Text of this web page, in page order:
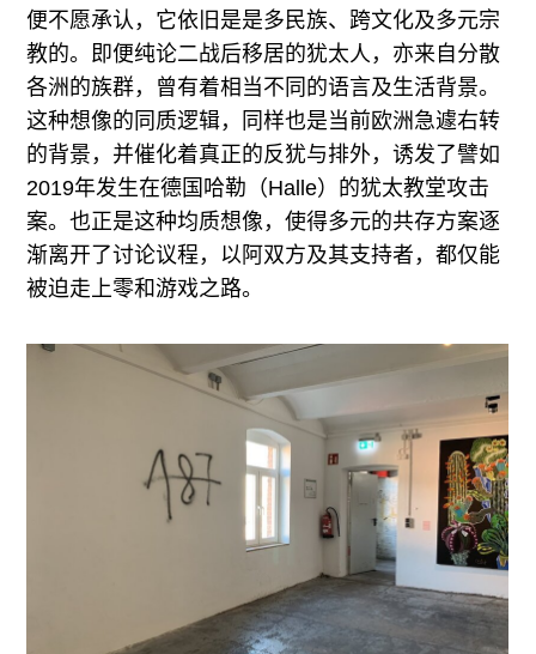
便不愿承认，它依旧是是多民族、跨文化及多元宗
教的。即便纯论二战后移居的犹太人，亦来自分散
各洲的族群，曾有着相当不同的语言及生活背景。
这种想像的同质逻辑，同样也是当前欧洲急遽右转
的背景，并催化着真正的反犹与排外，诱发了譬如
2019年发生在德国哈勒（Halle）的犹太教堂攻击
案。也正是这种均质想像，使得多元的共存方案逐
渐离开了讨论议程，以阿双方及其支持者，都仅能
被迫走上零和游戏之路。